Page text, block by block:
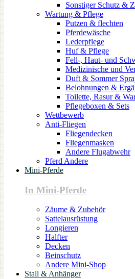
Sonstiger Schutz &
Wartung & Pflege
Putzen & flechten
Pferdewäsche
Lederpflege
Huf & Pflege
Fell-, Haut- und
Medizinische und
Duft & Sommer
Belohnungen &
Toilette, Rasur &
Pflegeboxen & Sets
Wettbewerb
Anti-Fliegen
Fliegendecken
Fliegenmasken
Andere Flugabwehr
Pferd Andere
Mini-Pferde
In Mini-Pferde
Zäume & Zubehör
Sattelausrüstung
Longieren
Halfter
Decken
Beinschutz
Andere Mini-Shop
Stall & Anhänger